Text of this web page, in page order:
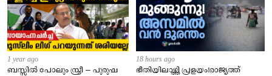
1 year ago
ബസ്സിൽ പോലും സ്ത്രീ – പുരുഷ
18 hours ago
ഭീതിയിലാഴ്ത്തി പ്രളയം!രാജ്യത്ത്